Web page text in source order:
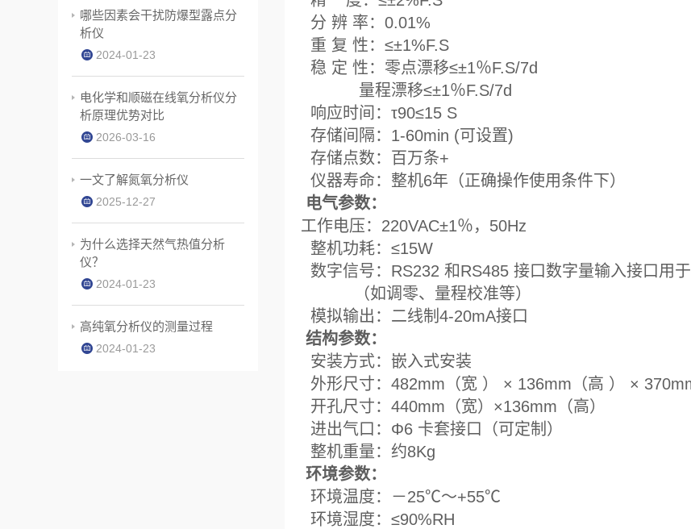
分 辨 率：
重 复 性：
稳 定 性：零点漂移≤±1
量程漂移≤±1％
响应时间：
存储间隔：1-60min
存储点数：百
仪器寿命：整机6年（正确操
电气参数：
工作电压：
整机功耗：
数字信号：RS232 和RS485 接口数字量输入接
（如调零、量程校
模拟输出：二线制4-
结构参数：
安装方式：嵌入
外形尺寸：482mm（宽 ） × 136mm
开孔尺寸：440mm（宽）
进出气口：Φ6 卡套
整机重量：
环境参数：
环境温度：－25℃～
环境湿度：
哪些因素会干扰防爆型露点分
析仪
2024-01-23
电化学和顺磁在线氧分析仪分
析原理优势对比
2026-03-16
一文了解氮氧分析仪
2025-12-27
为什么选择天然气热值分析
仪？
2024-01-23
高纯氧分析仪的测量过程
2024-01-23